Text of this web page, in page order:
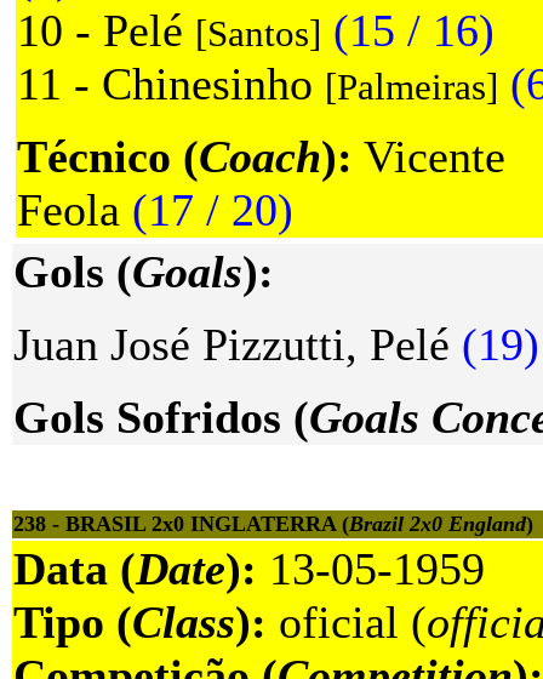
10 - Pelé [Santos] (15 / 16)
11 - Chinesinho [Palmeiras]
Técnico (Coach): Vicente
Feola (17 / 20)
Gols (Goals):
Juan José Pizzutti, Pelé (19)
Gols Sofridos (Goals
238 - BRASIL 2x0 INGLATERRA (Brazil 2x0 England)
Data (Date): 13-05-1959
Tipo (Class): oficial (